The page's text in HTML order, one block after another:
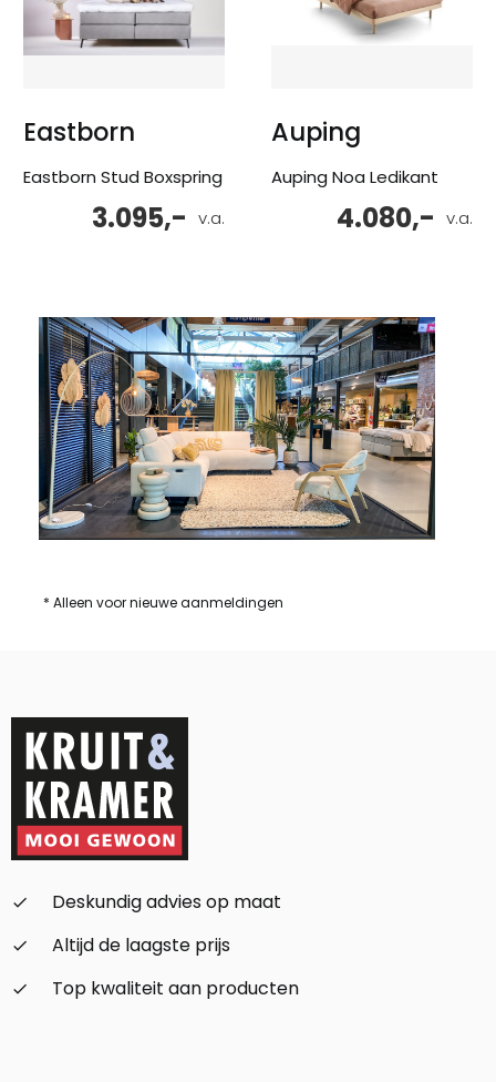
Eastborn
Eastborn Stud Boxspring
v.a.
3.095,-
Auping
Auping Noa Ledikant
v.a.
4.080,-
* Alleen voor nieuwe aanmeldingen
check_small
Deskundig advies op maat
check_small
Altijd de laagste prijs
check_small
Top kwaliteit aan producten